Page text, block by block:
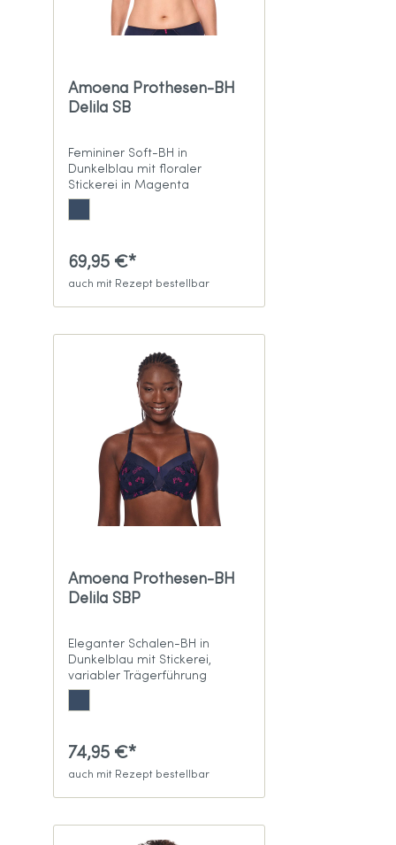
Amoena Prothesen-BH
Delila SB
Femininer Soft-BH in
Dunkelblau mit floraler
Stickerei in Magenta
69,95 €*
auch mit Rezept bestellbar
Amoena Prothesen-BH
Delila SBP
Eleganter Schalen-BH in
Dunkelblau mit Stickerei,
variabler Trägerführung
74,95 €*
auch mit Rezept bestellbar